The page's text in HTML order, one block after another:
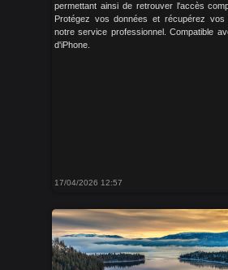
permettant ainsi de retrouver l'accès
Protégez vos données et récupérez vos
notre service professionnel. Compatible
d'iPhone.
17/04/2026 12:57